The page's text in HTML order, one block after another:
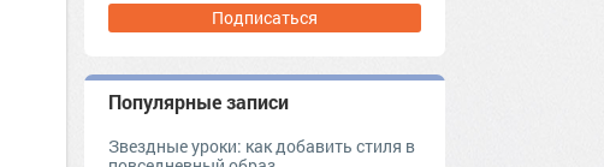
Подписаться
Популярные записи
Звездные уроки: как добавить стиля в